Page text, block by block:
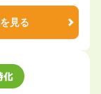
見る
化